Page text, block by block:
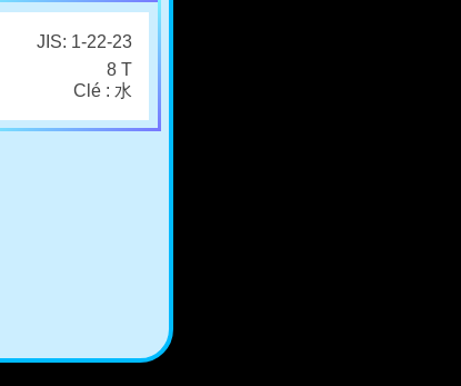
JIS: 1-22-23
8 T
Clé : 水